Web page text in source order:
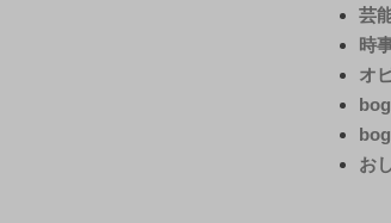
芸
時
オ
お